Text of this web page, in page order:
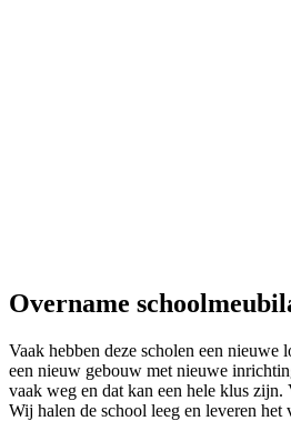
Overname
Vaak hebben deze scholen een nieuwe
een nieuw gebouw met nieuwe
vaak weg en dat kan een hele klus zijn.
Wij halen de school leeg en leveren het